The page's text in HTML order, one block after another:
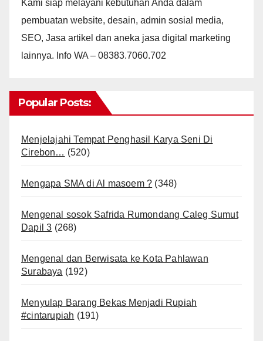
Kami siap melayani kebutuhan Anda dalam
pembuatan website, desain, admin sosial media,
SEO, Jasa artikel dan aneka jasa digital marketing
lainnya. Info WA – 08383.7060.702
Popular Posts:
Menjelajahi Tempat Penghasil Karya Seni Di
Cirebon… (520)
Mengapa SMA di Al masoem ? (348)
Mengenal sosok Safrida Rumondang Caleg Sumut
Dapil 3 (268)
Mengenal dan Berwisata ke Kota Pahlawan
Surabaya (192)
Menyulap Barang Bekas Menjadi Rupiah
#cintarupiah (191)